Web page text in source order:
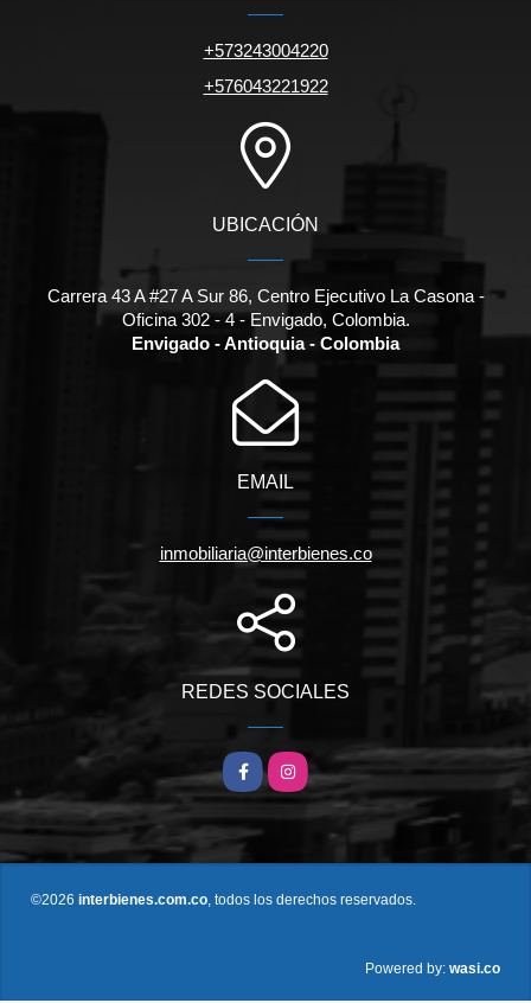
+573243004220
+576043221922
UBICACIÓN
Carrera 43 A #27 A Sur 86, Centro Ejecutivo La Casona -
Oficina 302 - 4 - Envigado, Colombia.
Envigado - Antioquia - Colombia
EMAIL
inmobiliaria@interbienes.co
REDES SOCIALES
FacebookInstagram
©2026 interbienes.com.co , todos los derechos reservados.
Powered by: wasi.co